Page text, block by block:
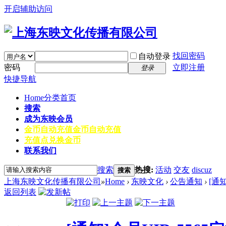
开启辅助访问
自动登录 找回密码
密码
登录
立即注册
快捷导航
Home分类首页
搜索
成为东映会员
金币自动充值金币自动充值
充值点兑换金币
联系我们
搜索 搜索 热搜: 活动 交友 discuz
上海东映文化传播有限公司 »Home › 东映文化 › 公告通知 › [通
返回列表